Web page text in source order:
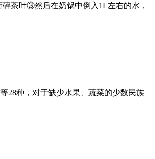
茶叶③然后在奶锅中倒入1L左右的水，
28种，对于缺少水果、蔬菜的少数民族